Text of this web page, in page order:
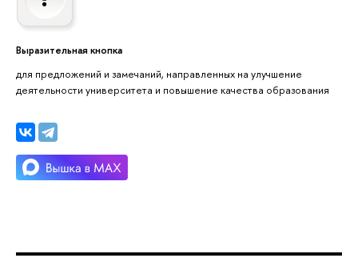
Выразительная кнопка
для предложений и замечаний, направленных на улучшение
деятельности университета и повышение качества образования